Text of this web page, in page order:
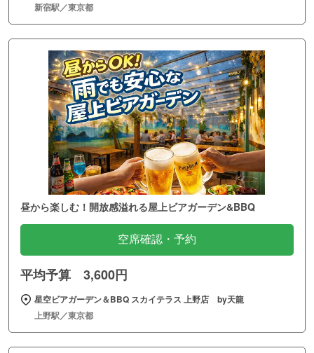
新宿駅／東京都
昼から楽しむ！開放感溢れる屋上ビアガーデン&BBQ
空席確認・予約
平均予算 3,600円
星空ビアガーデン＆BBQ スカイテラス 上野店 by天龍
上野駅／東京都